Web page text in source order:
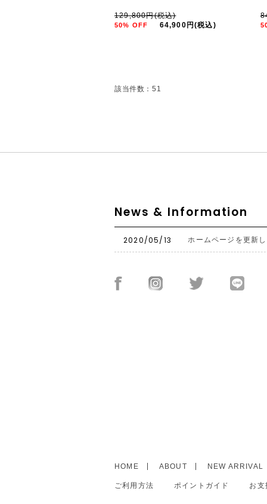
129,800円(税込)
50% OFF 64,900円(税込)
該当件数：51
News & Information
2020/05/13 ホームページを更新し
HOME ABOUT NEW ARRIVAL
ご利用方法 ポイントガイド お支